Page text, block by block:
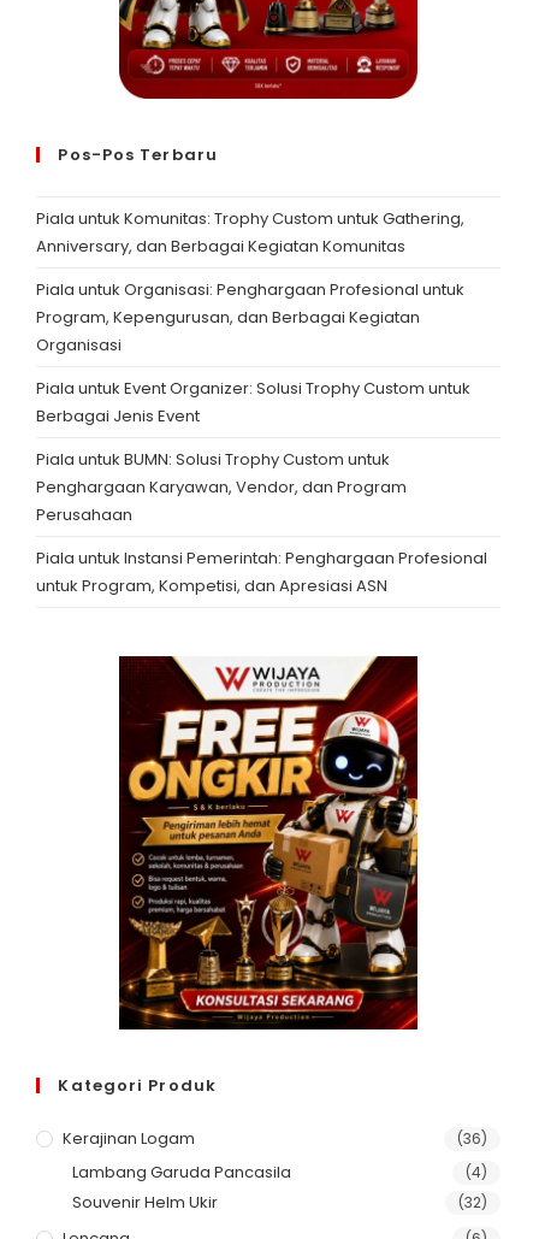
Pos-Pos Terbaru
Piala untuk Komunitas: Trophy Custom untuk Gathering,
Anniversary, dan Berbagai Kegiatan Komunitas
Piala untuk Organisasi: Penghargaan Profesional untuk
Program, Kepengurusan, dan Berbagai Kegiatan
Organisasi
Piala untuk Event Organizer: Solusi Trophy Custom untuk
Berbagai Jenis Event
Piala untuk BUMN: Solusi Trophy Custom untuk
Penghargaan Karyawan, Vendor, dan Program
Perusahaan
Piala untuk Instansi Pemerintah: Penghargaan Profesional
untuk Program, Kompetisi, dan Apresiasi ASN
Kategori Produk
Kerajinan Logam (36)
Lambang Garuda Pancasila (4)
Souvenir Helm Ukir (32)